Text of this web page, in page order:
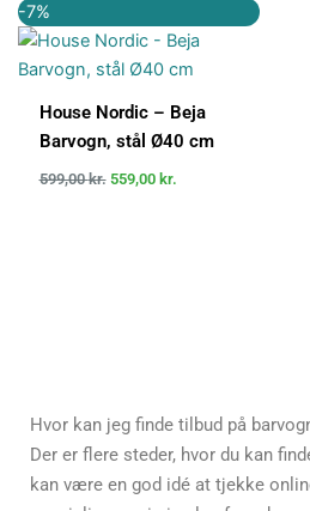
-7%
House Nordic – Beja
Barvogn, stål Ø40 cm
599,00kr.
oprindelige
pris
var:
559,00 kr.
aktuelle
pris
er:
Hvor kan jeg finde tilbud på
Der er flere steder, hvor du kan
kan være en god idé at tjekke